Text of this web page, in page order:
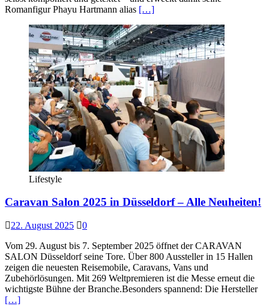
Romanfigur Phayu Hartmann alias […]
Lifestyle
Caravan Salon 2025 in Düsseldorf – Alle Neuheiten!
22. August 2025
0
Vom 29. August bis 7. September 2025 öffnet der CARAVAN
SALON Düsseldorf seine Tore. Über 800 Aussteller in 15 Hallen
zeigen die neuesten Reisemobile, Caravans, Vans und
Zubehörlösungen. Mit 269 Weltpremieren ist die Messe erneut die
wichtigste Bühne der Branche.Besonders spannend: Die Hersteller
[…]